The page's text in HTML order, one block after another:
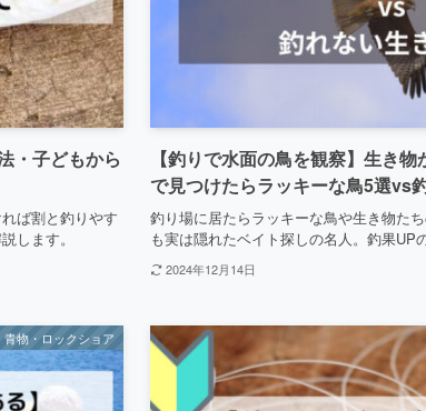
・子どもから
ば割と釣りやす
します。
【釣りで水面の鳥を観察】生き
で見つけたらラッキーな鳥5選vs
釣り場に居たらラッキーな鳥や生き物た
も実は隠れたベイト探しの名人。釣果UP
2024年12月14日
青物・ロックショア